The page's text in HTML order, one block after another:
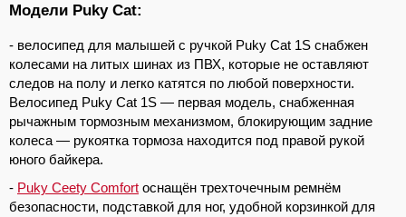
Модели Puky Cat:
- велосипед для малышей с ручкой Puky Cat 1S снабжен
колесами на литых шинах из ПВХ, которые не оставляют
следов на полу и легко катятся по любой поверхности.
Велосипед Puky Cat 1S — первая модель, снабженная
рычажным тормозным механизмом, блокирующим задние
колеса — рукоятка тормоза находится под правой рукой
юного байкера.
- Puky Ceety Comfort оснащён трехточечным ремнём
безопасности, подставкой для ног, удобной корзинкой для